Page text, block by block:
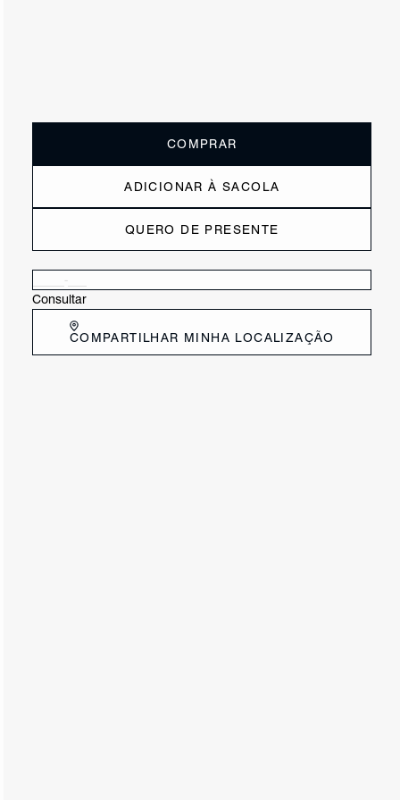
COMPRAR
ADICIONAR À SACOLA
QUERO DE PRESENTE
Consultar
COMPARTILHAR MINHA LOCALIZAÇÃO